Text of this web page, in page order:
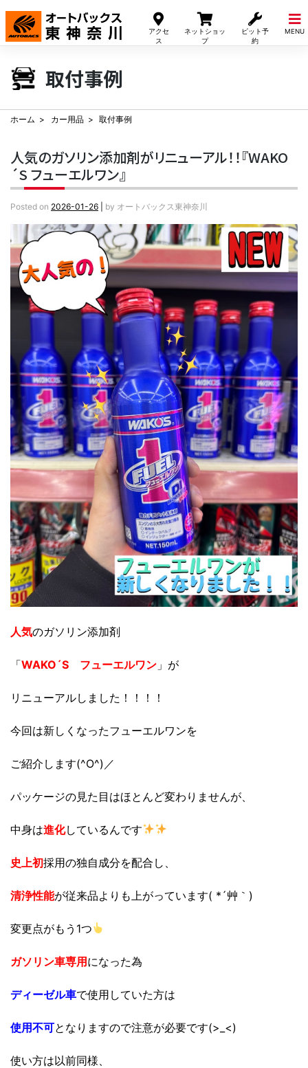
アクセ
ス
ネットショッ
プ
ピット予
約
MENU
Skip
content
取付事例
ホーム カー用品 取付事例
人気のガソリン添加剤がリニューアル！！『WAKO
´S フューエルワン』
Posted on 2026-01-26 by オートバックス東神奈川
人気のガソリン添加剤
「WAKO´S フューエルワン 」が
リニューアルしました！！！！
今回は新しくなったフューエルワンを
ご紹介します(^O^)／
パッケージの見た目はほとんど変わりませんが、
中身は進化しているんです
史上初採用の独自成分を配合し、
清浄性能が従来品よりも上がっています( *´艸｀)
変更点がもう1つ
ガソリン車専用になった為
ディーゼル車で使用していた方は
使用不可となりますので注意が必要です(>_<)
使い方は以前同様、